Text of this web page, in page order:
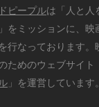
ピープルは「人と人
をミッションに、映
行なっております。
ためのウェブサイト
」を運営しています。